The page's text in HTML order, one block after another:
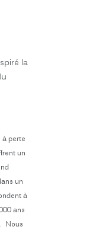
la
perte
un
un
à
ans
Nous